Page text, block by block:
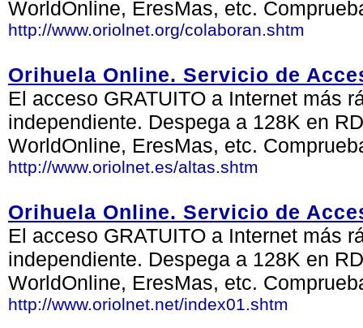
WorldOnline, EresMas, etc.
http://www.oriolnet.org/colaboran.shtm
Orihuela Online. Servicio de
El acceso GRATUITO a Internet más
independiente. Despega a 128K en
WorldOnline, EresMas, etc.
http://www.oriolnet.es/altas.shtm
Orihuela Online. Servicio de
El acceso GRATUITO a Internet más
independiente. Despega a 128K en
WorldOnline, EresMas, etc.
http://www.oriolnet.net/index01.shtm